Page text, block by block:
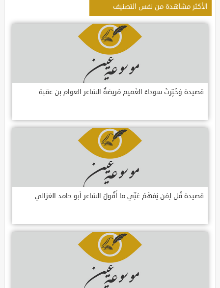
الأكثر مشاهدة من نفس التصنيف
قصيدة وَخُبِّرتُ سوداءَ الغَميم مَريضةٌ الشاعر العوام بن عقبة
قصيدة قُل لِمَن يَفهَمُ عَنِّي ما أَقُولُ الشاعر أبو حامد الغزالي